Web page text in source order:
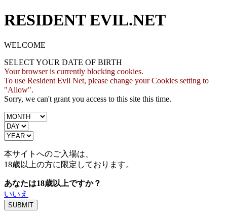
RESIDENT EVIL.NET
WELCOME
SELECT YOUR DATE OF BIRTH
Your browser is currently blocking cookies.
To use Resident Evil Net, please change your Cookies setting to
"Allow".
Sorry, we can't grant you access to this site this time.
本サイトへのご入場は、
18歳以上の方に限定しております。
あなたは18歳以上ですか？
いいえ